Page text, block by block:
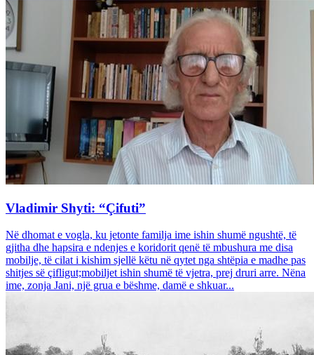
Vladimir Shyti: “Çifuti”
Në dhomat e vogla, ku jetonte familja ime ishin shumë ngushtë, të
gjitha dhe hapsira e ndenjes e koridorit qenë të mbushura me disa
mobilje, të cilat i kishim sjellë këtu në qytet nga shtëpia e madhe pas
shitjes së çifligut;mobiljet ishin shumë të vjetra, prej druri arre. Nëna
ime, zonja Jani, një grua e bëshme, damë e shkuar...